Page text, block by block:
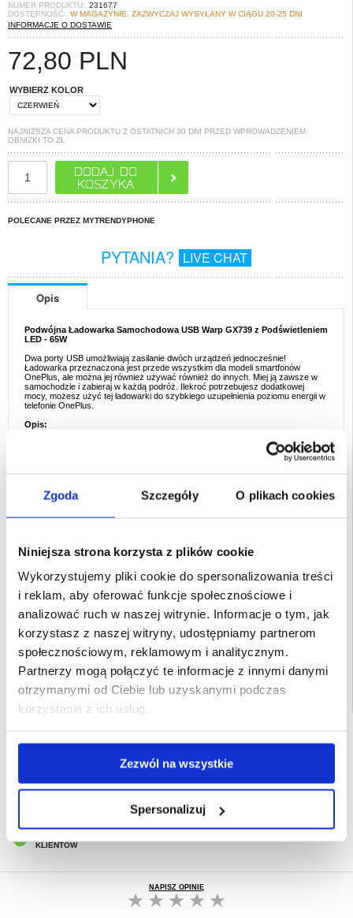
Zgoda Szczegóły O plikach cookies
Niniejsza strona korzysta z plików cookie
Wykorzystujemy pliki cookie do spersonalizowania treści
i reklam, aby oferować funkcje społecznościowe i
analizować ruch w naszej witrynie. Informacje o tym, jak
korzystasz z naszej witryny, udostępniamy partnerom
społecznościowym, reklamowym i analitycznym.
Partnerzy mogą połączyć te informacje z innymi danymi
otrzymanymi od Ciebie lub uzyskanymi podczas
korzystania z ich usług.
Zezwól na wszystkie
Spersonalizuj
NUMER PRODUKTU: 231677
DOSTĘPNOŚĆ: W MAGAZYNIE. ZAZWYCZAJ WYSYŁANY W CIĄGU 20-25 DNI
INFORMACJE O DOSTAWIE
72,80 PLN
WYBIERZ KOLOR
NAJNIŻSZA CENA PRODUKTU Z OSTATNICH 30 DNI PRZED WPROWADZENIEM
OBNIŻKI TO ZŁ
POLECANE PRZEZ MYTRENDYPHONE
PYTANIA? LIVE CHAT
Opis
Podwójna Ładowarka Samochodowa USB Warp GX739 z Podświetleniem
LED - 65W
Dwa porty USB umożliwiają zasilanie dwóch urządzeń jednocześnie!
Ładowarka przeznaczona jest przede wszystkim dla modeli smartfonów
OnePlus, ale można jej również używać również do innych. Miej ją zawsze w
samochodzie i zabieraj w każdą podróż. Ilekroć potrzebujesz dodatkowej
mocy, możesz użyć tej ładowarki do szybkiego uzupełnienia poziomu energii w
telefonie OnePlus.
Opis:
- Stabilna, wytrzymała, bezpieczna w użyciu, z wieloma zabezpieczeniami
- Wyposażona w pierścień świetlny LED, który pomaga włożyć kabel w
- Kompatybilna ze wszystkimi telefonami komórkowymi OnePlus
- Moc: do 65W
- Wyjście USB 2: DC 5V/2.4A maks.
- Wymiary: 68 x 32 x 20,5mm
Opakowanie:
Euroblister
EAN: 5714122083579
Powiązane kategorie:Akcesoria do telefonów,Akcesoria Samochodowe,
Ładowarka Samochodowa
OBSŁUGA TELEFONICZNA
PON.-PT. 12.00-15.00
30-DNIOWA POLITYKA ZWROTU
KLIENTÓW
NAPISZ OPINIĘ